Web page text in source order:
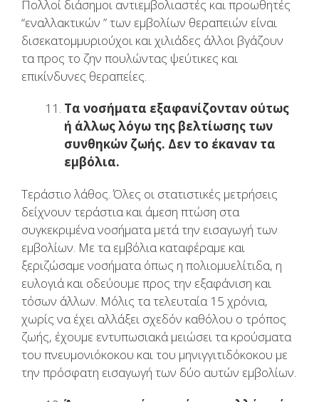
Πολλοί διάσημοι αντιεμβολιαστές και προωθητές
“εναλλακτικών ” των εμβολίων θεραπειών είναι
δισεκατομμυριούχοι και χιλιάδες άλλοι βγάζουν
τα προς το ζην πουλώντας ψεύτικες και
επικίνδυνες θεραπείες.
Τα νοσήματα εξαφανίζονταν ούτως
ή άλλως λόγω της βελτίωσης των
συνθηκών ζωής. Δεν το έκαναν τα
εμβόλια.
Τεράστιο λάθος. Όλες οι στατιστικές μετρήσεις
δείχνουν τεράστια και άμεση πτώση στα
συγκεκριμένα νοσήματα μετά την εισαγωγή των
εμβολίων. Με τα εμβόλια καταφέραμε και
ξεριζώσαμε νοσήματα όπως η πολιομυελίτιδα, η
ευλογιά και οδεύουμε προς την εξαφάνιση και
τόσων άλλων. Μόλις τα τελευταία 15 χρόνια,
χωρίς να έχει αλλάξει σχεδόν καθόλου ο τρόπος
ζωής, έχουμε εντυπωσιακά μειώσει τα κρούσματα
του πνευμονιόκοκου και του μηνιγγιτιδόκοκου με
την πρόσφατη εισαγωγή των δύο αυτών εμβολίων.